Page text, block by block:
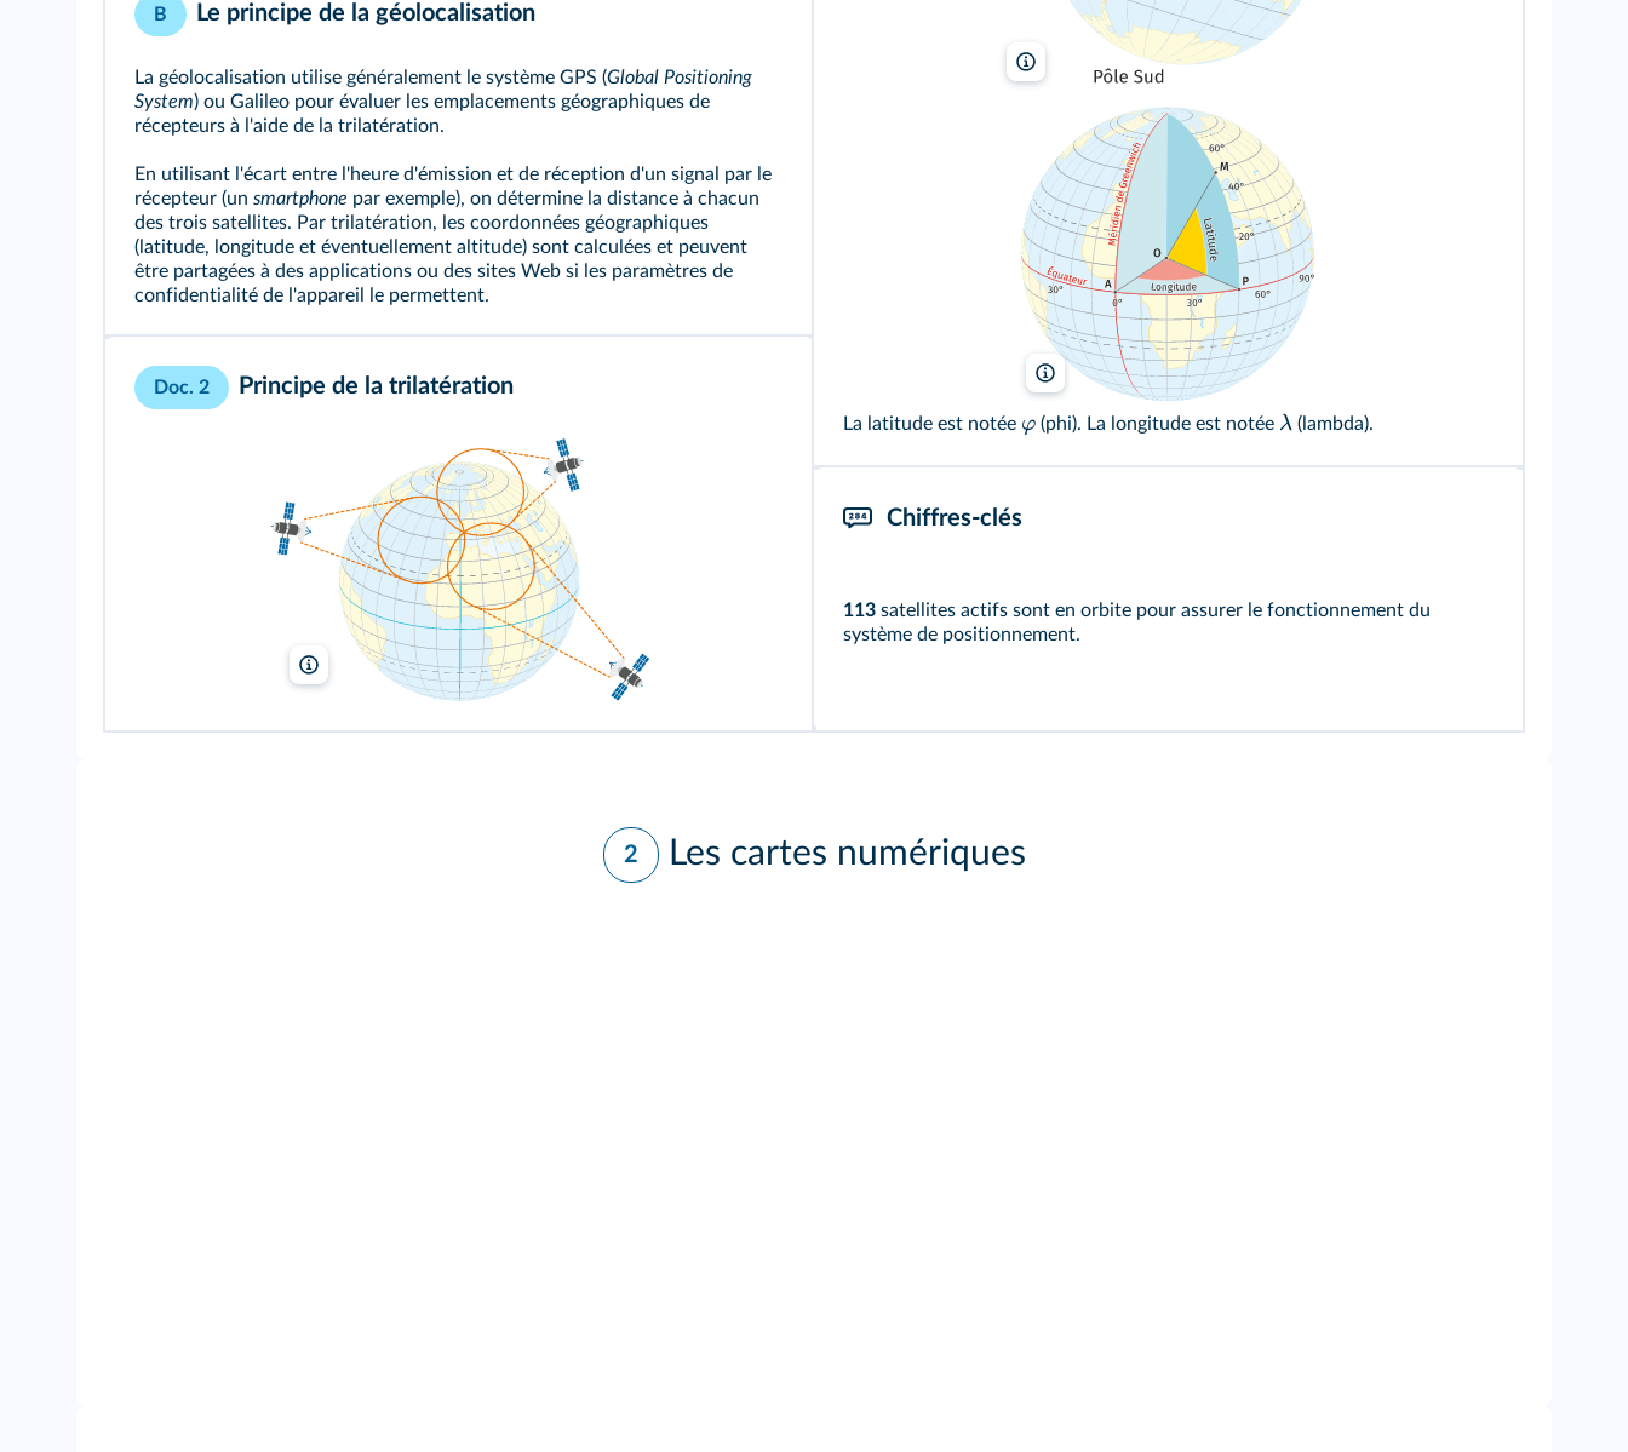
B Le principe de la géolocalisation
La géolocalisation utilise généralement le système GPS (Global Positioning
System) ou Galileo pour évaluer les emplacements géographiques de
récepteurs à l'aide de la trilatération.
En utilisant l'écart entre l'heure d'émission et de réception d'un signal par le
récepteur (un smartphone par exemple), on détermine la distance à chacun
des trois satellites. Par trilatération, les coordonnées géographiques
(latitude, longitude et éventuellement altitude) sont calculées et peuvent
être partagées à des applications ou des sites Web si les paramètres de
confidentialité de l'appareil le permettent.
Doc. 2 Principe de la trilatération
Lelivrescolaire.fr
Lelivrescolaire.fr
Lelivrescolaire.fr
La latitude est notée φ (phi). La longitude est notée λ (lambda).
Chiffres-clés
113 satellites actifs sont en orbite pour assurer le fonctionnement du
système de positionnement.
2 Les cartes numériques